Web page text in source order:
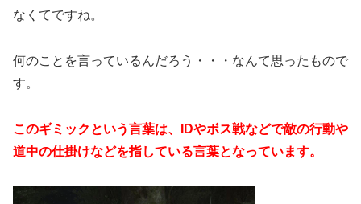
なくてですね。
何のことを言っているんだろう・・・なんて思ったもので
す。
このギミックという言葉は、IDやボス戦などで敵の行動や
道中の仕掛けなどを指している言葉となっています。